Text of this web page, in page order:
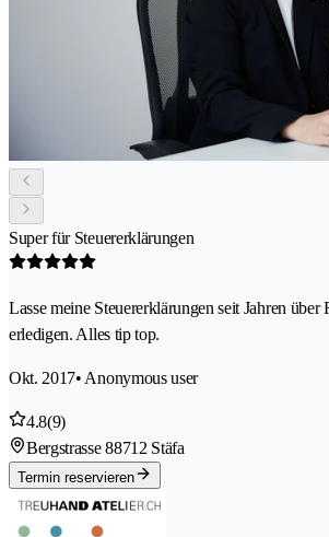
Super für Steuererklärungen
Lasse meine Steuererklärungen seit Jahren über
erledigen. Alles tip top.
Okt. 2017• Anonymous user
4.8(9)
Bergstrasse 88712 Stäfa
Termin reservieren